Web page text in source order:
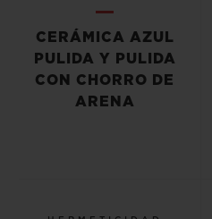
CERÁMICA AZUL
PULIDA Y PULIDA
CON CHORRO DE
ARENA